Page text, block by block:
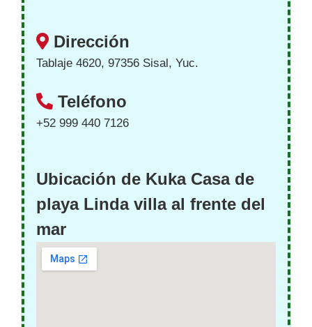
Dirección
Tablaje 4620, 97356 Sisal, Yuc.
Teléfono
+52 999 440 7126
Ubicación de Kuka Casa de
playa Linda villa al frente del
mar